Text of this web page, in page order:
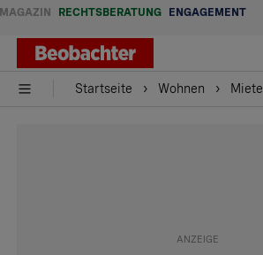
MAGAZIN RECHTSBERATUNG ENGAGEMENT
Startseite Wohnen Miete